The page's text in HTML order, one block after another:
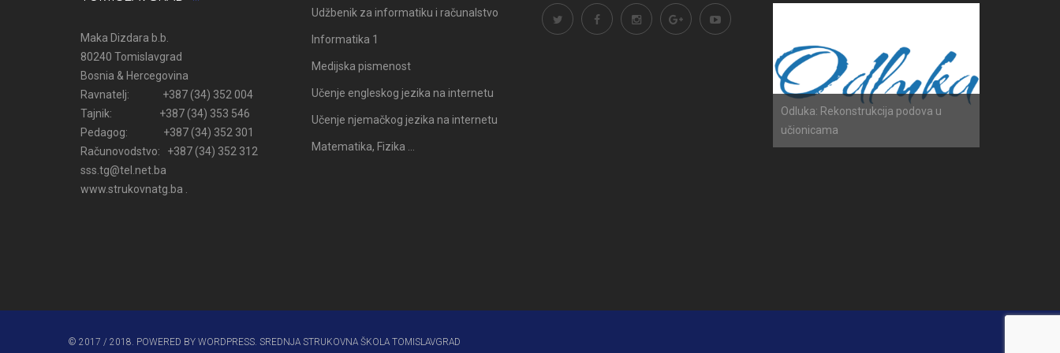
Maka Dizdara b.b.
80240 Tomislavgrad
Bosnia & Hercegovina
Ravnatelj: +387 (34) 352 004
Tajnik: +387 (34) 353 546
Pedagog: +387 (34) 352 301
Računovodstvo: +387 (34) 352 312
sss.tg@tel.net.ba
www.strukovnatg.ba .
Udžbenik za informatiku i računalstvo
Informatika 1
Medijska pismenost
Učenje engleskog jezika na internetu
Učenje njemačkog jezika na internetu
Matematika, Fizika …
učionicama
Odluka: Rekonstrukcija podova u
učionicama
© 2017 / 2018. POWERED BY WORDPRESS. SREDNJA STRUKOVNA ŠKOLA TOMISLAVGRAD